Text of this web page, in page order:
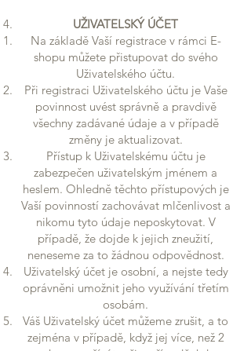
UŽIVATELSKÝ ÚČET
Na základě Vaší registrace v rámci E-
shopu můžete přistupovat do svého
Uživatelského účtu.
Při registraci Uživatelského účtu je Vaše
povinnost uvést správně a pravdivě
všechny zadávané údaje a v případě
změny je aktualizovat.
Přístup k Uživatelskému účtu je
zabezpečen uživatelským jménem a
heslem. Ohledně těchto přístupových je
Vaší povinností zachovávat mlčenlivost a
nikomu tyto údaje neposkytovat. V
případě, že dojde k jejich zneužití,
neneseme za to žádnou odpovědnost.
Uživatelský účet je osobní, a nejste tedy
oprávněni umožnit jeho využívání třetím
osobám.
Váš Uživatelský účet můžeme zrušit, a to
zejména v případě, když jej více, než 2